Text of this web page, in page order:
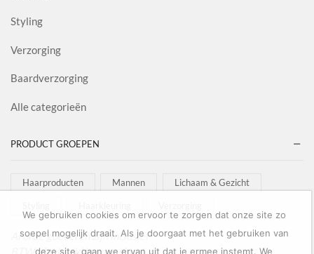
Styling
Verzorging
Baardverzorging
Alle categorieën
PRODUCT GROEPEN
Haarproducten Mannen Lichaam & Gezicht
Al onze goederen zijn inclusief
BTW afgebeeld in onze shop!
We gebruiken cookies om ervoor te zorgen dat onze site zo
soepel mogelijk draait. Als je doorgaat met het gebruiken van
deze site, gaan we ervan uit dat je ermee instemt. We